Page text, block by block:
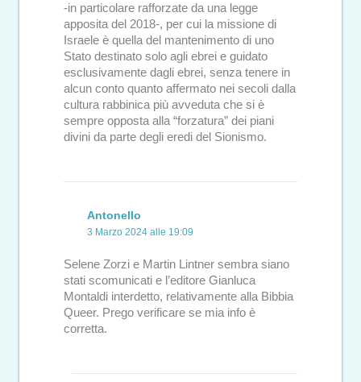
-in particolare rafforzate da una legge
apposita del 2018-, per cui la missione di
Israele è quella del mantenimento di uno
Stato destinato solo agli ebrei e guidato
esclusivamente dagli ebrei, senza tenere in
alcun conto quanto affermato nei secoli dalla
cultura rabbinica più avveduta che si è
sempre opposta alla “forzatura” dei piani
divini da parte degli eredi del Sionismo.
Antonello
3 Marzo 2024 alle 19:09
Selene Zorzi e Martin Lintner sembra siano
stati scomunicati e l’editore Gianluca
Montaldi interdetto, relativamente alla Bibbia
Queer. Prego verificare se mia info è
corretta.